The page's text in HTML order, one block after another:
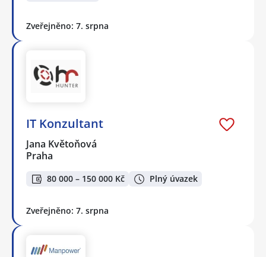
Zveřejněno: 7. srpna
IT Konzultant
Jana Květoňová
Praha
80 000 – 150 000 Kč Plný úvazek
Zveřejněno: 7. srpna